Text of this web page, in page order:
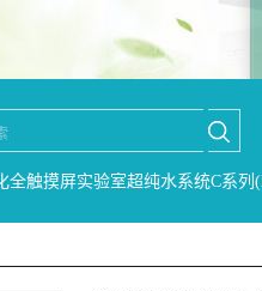
全触摸屏实验室超纯水系统C系列